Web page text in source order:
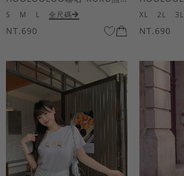
S M L 全尺碼
NT.690
XL 2L 3L
NT.690